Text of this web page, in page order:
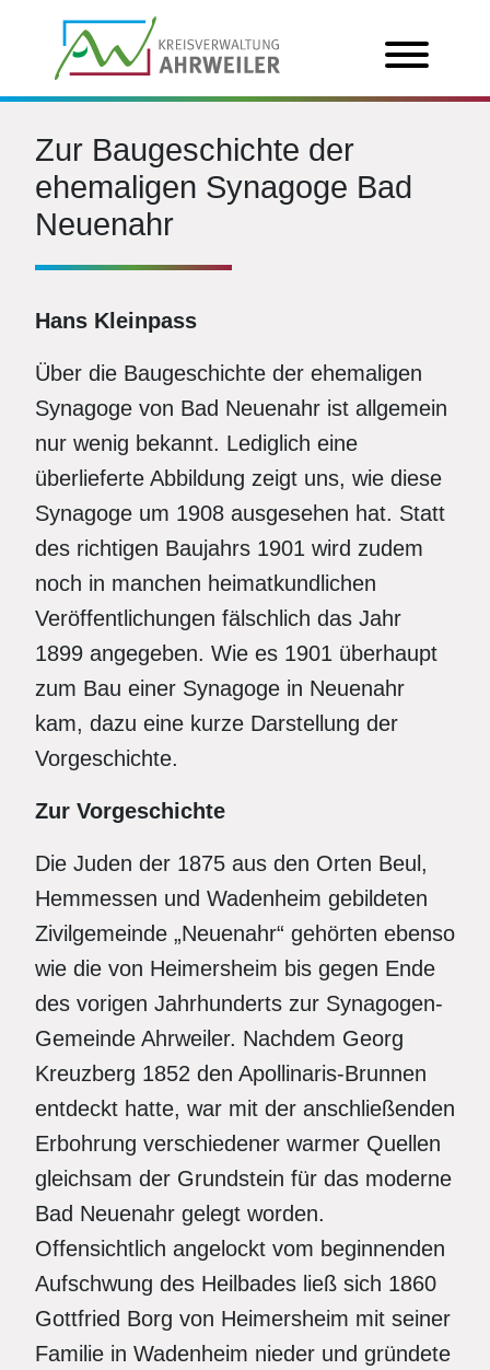
Zur Baugeschichte der
ehemaligen Synagoge Bad
Neuenahr
Hans Kleinpass
Über die Baugeschichte der ehemaligen
Synagoge von Bad Neuenahr ist allgemein
nur wenig bekannt. Lediglich eine
überlieferte Abbildung zeigt uns, wie diese
Synagoge um 1908 ausgesehen hat. Statt
des richtigen Baujahrs 1901 wird zudem
noch in manchen heimatkundlichen
Veröffentlichungen fälschlich das Jahr
1899 angegeben. Wie es 1901 überhaupt
zum Bau einer Synagoge in Neuenahr
kam, dazu eine kurze Darstellung der
Vorgeschichte.
Zur Vorgeschichte
Die Juden der 1875 aus den Orten Beul,
Hemmessen und Wadenheim gebildeten
Zivilgemeinde „Neuenahr“ gehörten ebenso
wie die von Heimersheim bis gegen Ende
des vorigen Jahrhunderts zur Synagogen-
Gemeinde Ahrweiler. Nachdem Georg
Kreuzberg 1852 den Apollinaris-Brunnen
entdeckt hatte, war mit der anschließenden
Erbohrung verschiedener warmer Quellen
gleichsam der Grundstein für das moderne
Bad Neuenahr gelegt worden.
Offensichtlich angelockt vom beginnenden
Aufschwung des Heilbades ließ sich 1860
Gottfried Borg von Heimersheim mit seiner
Familie in Wadenheim nieder und gründete